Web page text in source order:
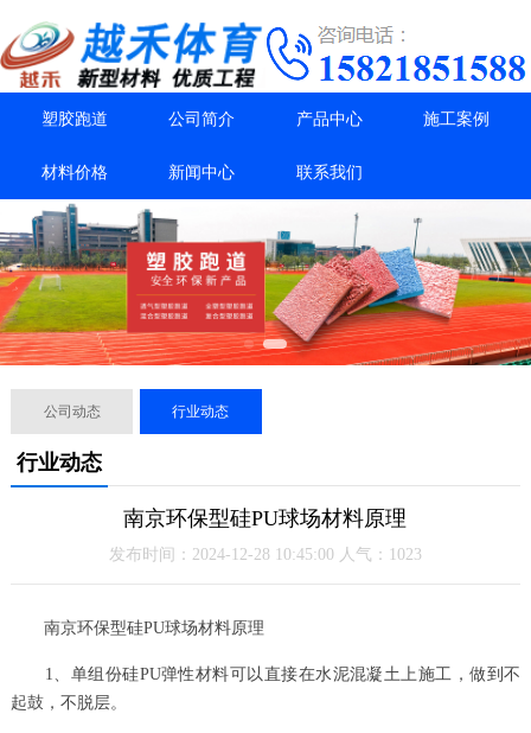
塑胶跑道 公司简介 产品中心 施工案例
材料价格 新闻中心 联系我们
公司动态 行业动态
行业动态
南京环保型硅PU球场材料原理
发布时间：2024-12-28 10:45:00 人气：1023
南京环保型硅PU球场材料原理
1、单组份硅PU弹性材料可以直接在水泥混凝土上施工，做到不
起鼓，不脱层。